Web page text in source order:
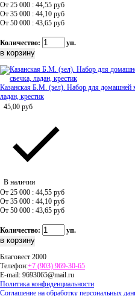
От 25 000 : 44,55 руб
От 35 000 : 44,10 руб
От 50 000 : 43,65 руб
Количество: уп.
Казанская Б.М. (зел). Набор для
ладан, крестик
45,00 руб
В наличии
От 25 000 : 44,55 руб
От 35 000 : 44,10 руб
От 50 000 : 43,65 руб
Количество: уп.
Благовест 2000
Телефон:+7 (903) 969-30-65
E-mail: 9693065@mail.ru
Политика конфиденциальности
Соглашение на обработку персональных